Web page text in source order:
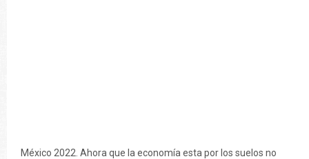
México 2022. Ahora que la economía esta por los suelos no